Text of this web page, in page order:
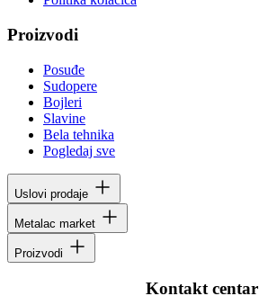
Proizvodi
Posuđe
Sudopere
Bojleri
Slavine
Bela tehnika
Pogledaj sve
Uslovi prodaje
Metalac market
Proizvodi
Kontakt centar